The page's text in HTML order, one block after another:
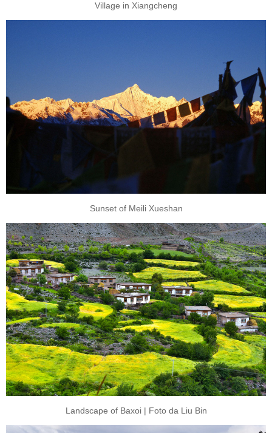
Village in Xiangcheng
Sunset of Meili Xueshan
Landscape of Baxoi | Foto da Liu Bin